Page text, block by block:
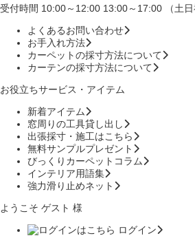
受付時間 10:00～12:00 13:00～17:00 （土日
よくあるお問い合わせ
お手入れ方法
カーペットの採寸方法について
カーテンの採寸方法について
お役立ちサービス・アイテム
新着アイテム
窓周りの工具貸し出し
出張採寸・施工はこちら
無料サンプルプレゼント
びっくりカーペットコラム
インテリア用語集
強力滑り止めネット
ようこそ ゲスト 様
ログイン